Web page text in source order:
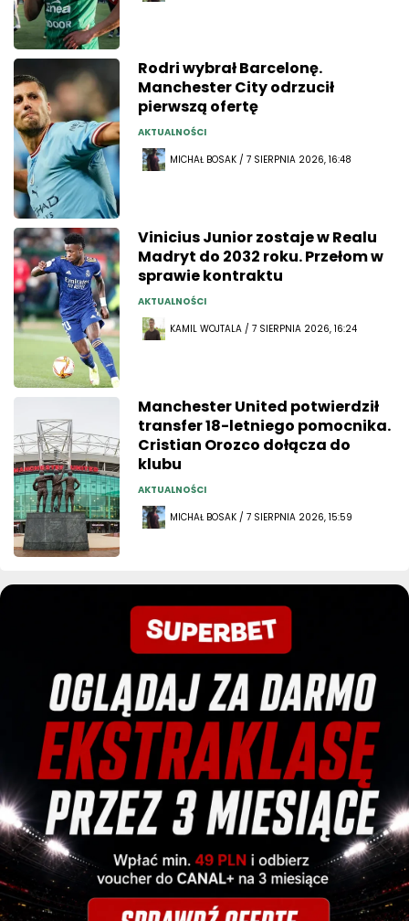
Rodri wybrał Barcelonę.
Manchester City odrzucił
pierwszą ofertę
AKTUALNOŚCI
MICHAŁ BOSAK / 7 SIERPNIA 2026, 16:48
Vinicius Junior zostaje w Realu
Madryt do 2032 roku. Przełom w
sprawie kontraktu
AKTUALNOŚCI
KAMIL WOJTALA / 7 SIERPNIA 2026, 16:24
Manchester United potwierdził
transfer 18-letniego pomocnika.
Cristian Orozco dołącza do
klubu
AKTUALNOŚCI
MICHAŁ BOSAK / 7 SIERPNIA 2026, 15:59